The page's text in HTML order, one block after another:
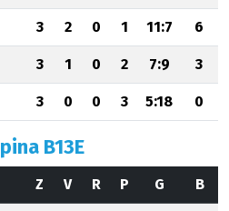
3 2 0 1 11:7 6
3 1 0 2 7:9 3
3 0 0 3 5:18 0
B13E
Z V R P G B